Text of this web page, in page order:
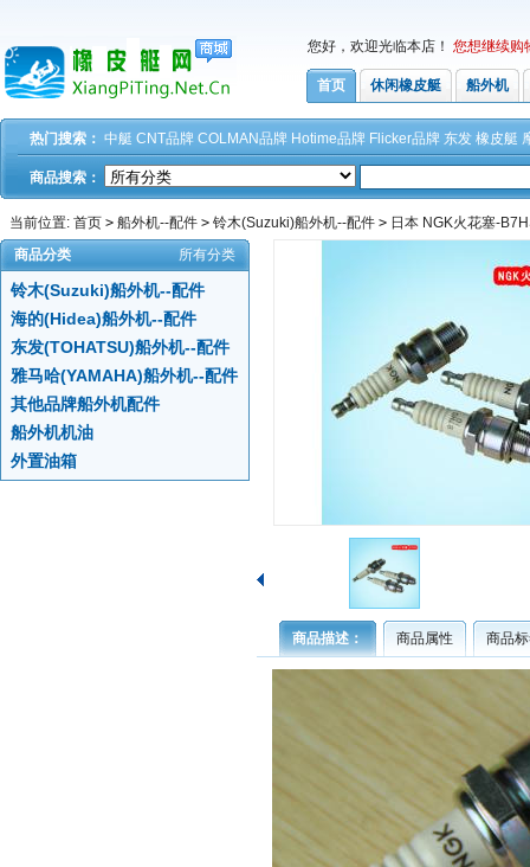
您好，欢迎光临本店！ 您想继续购
首页 休闲橡皮艇 船外机
热门搜索： 中艇 CNT品牌 COLMAN品牌 Hotime品牌 Flicker品牌 东发 橡皮艇
商品搜索：
当前位置: 首页 > 船外机--配件 > 铃木(Suzuki)船外机--配件 > 日本 NGK火花塞-
商品分类
所有分类
铃木(Suzuki)船外机--配件
海的(Hidea)船外机--配件
东发(TOHATSU)船外机--配件
雅马哈(YAMAHA)船外机--配件
其他品牌船外机配件
船外机机油
外置油箱
商品描述： 商品属性 商品